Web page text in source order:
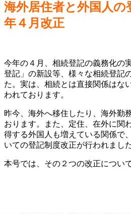
海外居住者と外国人
年４月改正
今年の４月、相続登記の義務化の
登記」の新設等、様々な相続登記
た。実は、相続とは直接関係はな
われております。
昨今、海外へ移住したり、海外勤
おります。また、定住、在外に関
得する外国人も増えている関係で
いての登記制度改正が行われました
本号では、その２つの改正につい